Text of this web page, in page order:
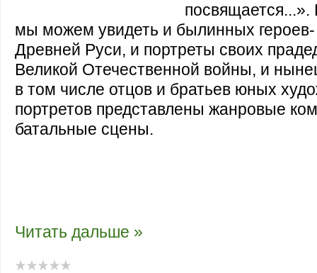
посвящается...».
мы можем увидеть и былинных героев-
Древней Руси, и портреты своих
Великой Отечественной войны, и
в том числе отцов и братьев юных
портретов представлены жанровые
батальные сцены.
Читать дальше »